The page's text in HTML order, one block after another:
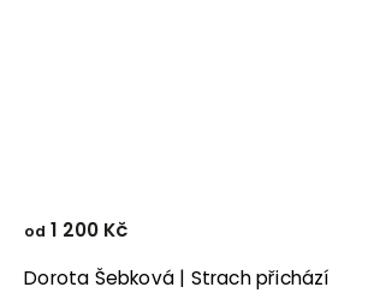
Dorota Šebková | Strach přichází
od 1 200 Kč